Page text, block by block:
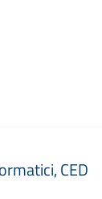
CED